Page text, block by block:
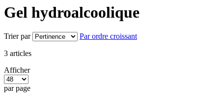
Gel hydroalcoolique
Trier par Par ordre croissant
3 articles
Afficher
par page